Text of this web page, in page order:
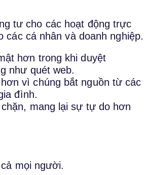
tư cho các hoạt động trực
cá nhân và doanh nghiệp.
hơn trong khi duyệt
như quét web.
vì chúng bắt nguồn từ các
đình.
mang lại sự tự do hơn
mọi người.